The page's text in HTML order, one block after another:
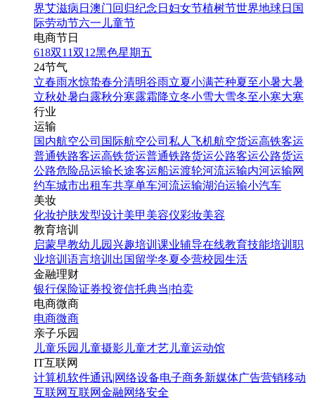
界艾滋病日 澳门回归纪念日 妇女节植树节世界地球日 国
际劳动节六一儿童节
电商节日
618双11双12黑色星期五
24节气
立春雨水惊蛰春分清明谷雨立夏小满芒种夏至小暑大暑
立秋处暑白露秋分寒露霜降立冬小雪大雪冬至小寒大寒
行业
运输
国内航空公司 国际航空公司 私人飞机航空货运高铁客运
普通铁路客运高铁货运普通铁路货运公路客运公路货运
公路危险品运输长途客运船运渡轮河流运输内河运输网
约车城市出租车共享单车河流运输湖泊运输小汽车
美妆
化妆护肤发型设计美甲 美容仪彩妆美容
教育培训
启蒙早教幼儿园 兴趣培训 课业辅导在线教育技能培训 职
业培训 语言培训 出国留学冬夏令营校园生活
金融理财
银行保险证券投资信托典当|拍卖
电商微商
电商微商
亲子乐园
儿童乐园 儿童摄影 儿童才艺 儿童运动馆
IT互联网
计算机软件通讯|网络设备电子商务新媒体广告营销移动
互联网互联网金融网络安全